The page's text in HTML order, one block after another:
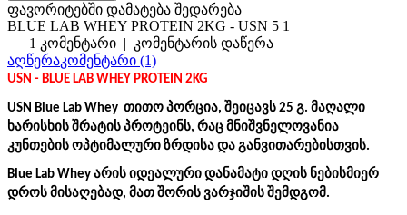
ფავორიტებში დამატება შედარება
BLUE LAB WHEY PROTEIN 2KG - USN 5 1
1 კომენტარი | კომენტარის დაწერა
აღწერაკომენტარი (1)
USN - BLUE LAB WHEY PROTEIN 2KG
USN Blue Lab Whey  თითო პორცია, შეიცავს 25 გ. მაღალი
ხარისხის შრატის პროტეინს, რაც მნიშვნელოვანია
კუნთების ოპტიმალური ზრდისა და განვითარებისთვის.
Blue Lab Whey არის იდეალური დანამატი დღის ნებისმიერ
დროს მისაღებად, მათ შორის ვარჯიშის შემდგომ.